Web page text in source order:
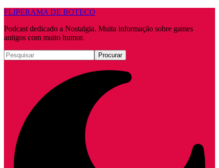
FLIPERAMA DE BOTECO
Podcast dedicado a Nostalgia. Muita informação sobre games
antigos com muito humor.